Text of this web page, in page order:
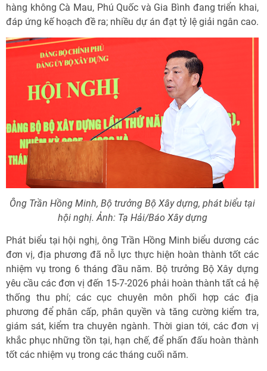
hàng không Cà Mau, Phú Quốc và Gia Bình đang triển khai,
đáp ứng kế hoạch đề ra; nhiều dự án đạt tỷ lệ giải ngân cao.
Ông Trần Hồng Minh, Bộ trưởng Bộ Xây dựng, phát biểu tại
hội nghị. Ảnh: Tạ Hải/Báo Xây dựng
Phát biểu tại hội nghị, ông Trần Hồng Minh biểu dương các
đơn vị, địa phương đã nỗ lực thực hiện hoàn thành tốt các
nhiệm vụ trong 6 tháng đầu năm. Bộ trưởng Bộ Xây dựng
yêu cầu các đơn vị đến 15-7-2026 phải hoàn thành tất cả hệ
thống thu phí; các cục chuyên môn phối hợp các địa
phương để phân cấp, phân quyền và tăng cường kiểm tra,
giám sát, kiểm tra chuyên ngành. Thời gian tới, các đơn vị
khắc phục những tồn tại, hạn chế, để phấn đấu hoàn thành
tốt các nhiệm vụ trong các tháng cuối năm.